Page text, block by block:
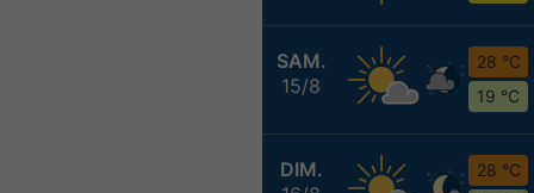
SAM.
15/8
28 °C
19 °C
DIM.
28 °C